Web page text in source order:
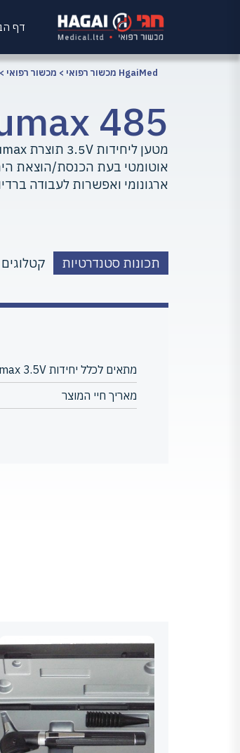
דף
HgaiMed מכשור רפואי > מכשור רפואי >
485
אוטומטי בעת הכנסת/הוצאת
ארגונומי ואפשרות לעבודה ברדיוס 3
תכונות סטנדרטיות
מתאים לכלל יחידות Zumax 3.5V
מאריך חיי המוצר